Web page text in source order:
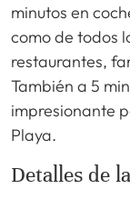
minutos en
como de todos
restaurantes,
También a 5
impresionante
Playa.
Detalles de